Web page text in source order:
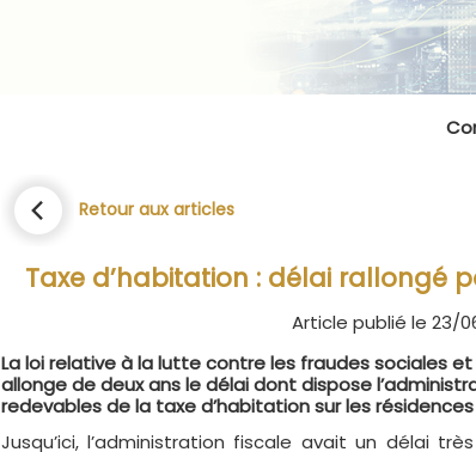
Retour aux articles
Taxe d’habitation : délai rallongé
Article publié le 23/
La loi relative à la lutte contre les fraudes sociales et
allonge de deux ans le délai dont dispose
redevables de la taxe d’habitation sur les
Jusqu’ici, l’administration fiscale avait un délai